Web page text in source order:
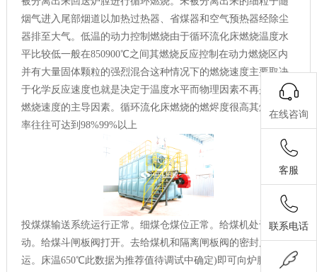
烟气进入尾部烟道以加热过热器、省煤器和空气预热器经除尘
器排至大气。低温的动力控制燃烧由于循环流化床燃烧温度水
平比较低一般在850900℃之间其燃烧反应控制在动力燃烧区内
并有大量固体颗粒的强烈混合这种情况下的燃烧速度主要取决
于化学反应速度也就是决定于温度水平而物理因素不再是控制
燃烧速度的主导因素。循环流化床燃烧的燃烬度很高其燃烧效
率往往可达到98%99%以上
投煤煤输送系统运行正常。细煤仓煤位正常。给煤机处于手
动。给煤斗闸板阀打开。去给煤机和隔离闸板阀的密封风投
运。床温650℃此数据为推荐值待调试中确定)即可向炉膛内投
在线咨询
客服
联系电话